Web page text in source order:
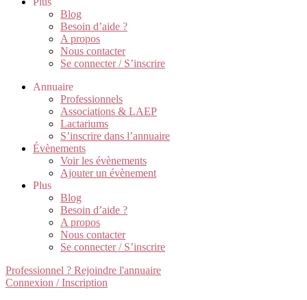
Blog
Besoin d’aide ?
A propos
Nous contacter
Se connecter / S’inscrire
Annuaire
Professionnels
Associations & LAEP
Lactariums
S’inscrire dans l’annuaire
Évènements
Voir les évènements
Ajouter un évènement
Plus
Blog
Besoin d’aide ?
A propos
Nous contacter
Se connecter / S’inscrire
Professionnel ? Rejoindre l'annuaire
Connexion / Inscription